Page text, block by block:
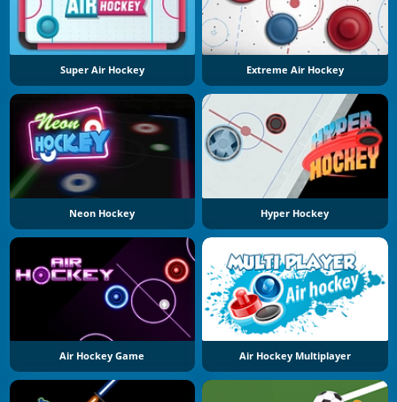
Super Air Hockey Extreme Air Hockey
Neon Hockey Hyper Hockey
Air Hockey Game Air Hockey Multiplayer